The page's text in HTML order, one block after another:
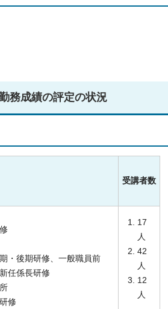
務成績の評定の状況
受講者数
・後期研修、一般職員前
任係長研修
修
17
人
42
人
12
人